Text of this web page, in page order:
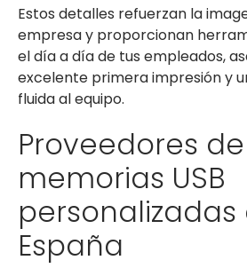
Estos detalles refuerzan la
empresa y proporcionan
el día a día de tus empleados,
excelente primera impresión y
fluida al equipo.
Proveedores de
memorias USB
personalizadas
España